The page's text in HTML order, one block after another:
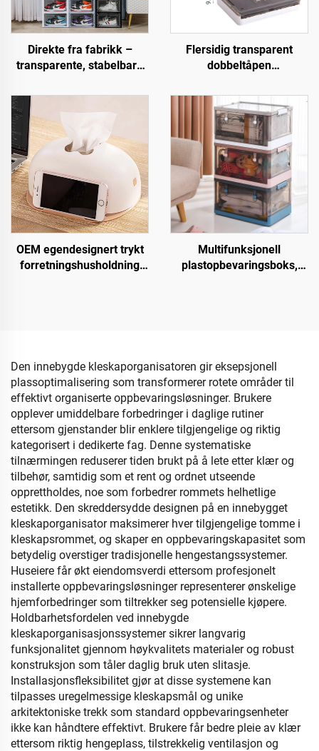
Direkte fra fabrikk –
transparente, stabelbare
plastskokasser med
nedlukkbar frontdør for
organisering av sko
Flersidig transparent
dobbeltåpen
rektangulær avtagbar
sammenleggbart camping
brettbar rektangulær boks
OEM egendesignert trykt
forretningshusholdning
Multifunksjonell
plastopbevaringsboks,
Den innebygde kleskaporganisatoren gir eksepsjonell
plassoptimalisering som transformerer rotete områder til
effektivt organiserte oppbevaringsløsninger. Brukere
opplever umiddelbare forbedringer i daglige rutiner
ettersom gjenstander blir enklere tilgjengelige og riktig
kategorisert i dedikerte fag. Denne systematiske
tilnærmingen reduserer tiden brukt på å lete etter klær og
tilbehør, samtidig som et rent og ordnet utseende
opprettholdes, noe som forbedrer rommets helhetlige
estetikk. Den skreddersydde designen på en innebygget
kleskaporganisator maksimerer hver tilgjengelige tomme i
kleskapsrommet, og skaper en oppbevaringskapasitet som
betydelig overstiger tradisjonelle hengestangssystemer.
Huseiere får økt eiendomsverdi ettersom profesjonelt
installerte oppbevaringsløsninger representerer ønskelige
hjemforbedringer som tiltrekker seg potensielle kjøpere.
Holdbarhetsfordelen ved innebygde
kleskaporganisasjonssystemer sikrer langvarig
funksjonalitet gjennom høykvalitets materialer og robust
konstruksjon som tåler daglig bruk uten slitasje.
Installasjonsfleksibilitet gjør at disse systemene kan
tilpasses uregelmessige kleskapsmål og unike
arkitektoniske trekk som standard oppbevaringsenheter
ikke kan håndtere effektivt. Brukere får bedre pleie av klær
ettersom riktig hengeplass, tilstrekkelig ventilasjon og